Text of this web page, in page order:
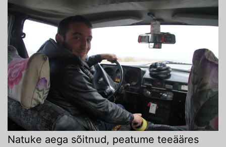
Natuke aega sõitnud, peatume teeääres